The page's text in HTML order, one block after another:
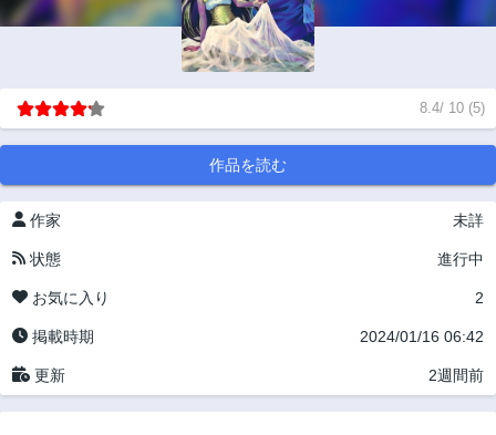
8.4/ 10 (5)
作品を読む
作家 未詳
状態 進行中
お気に入り 2
掲載時期 2024/01/16 06:42
更新 2週間前